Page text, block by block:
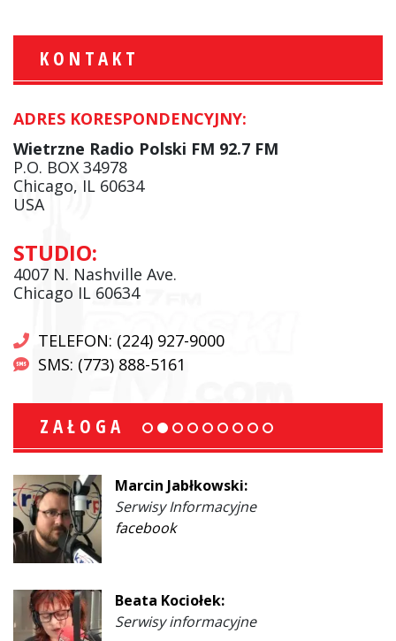
KONTAKT
ADRES KORESPONDENCYJNY:
Wietrzne Radio Polski FM 92.7 FM
P.O. BOX 34978
Chicago, IL 60634
USA
STUDIO:
4007 N. Nashville Ave.
Chicago IL 60634
TELEFON: (224) 927-9000
SMS: (773) 888-5161
ZAŁOGA
Marcin Jabłkowski:
Serwisy Informacyjne
facebook
Beata Kociołek:
Serwisy informacyjne